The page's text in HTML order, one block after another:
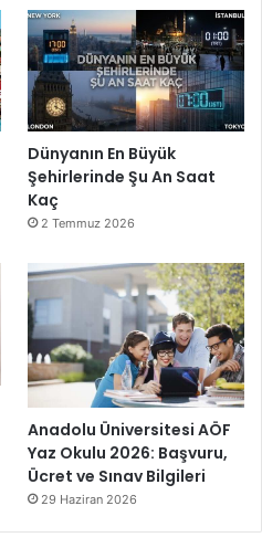
Dünyanın En Büyük
Şehirlerinde Şu An Saat
Kaç
2 Temmuz 2026
Anadolu Üniversitesi AÖF
Yaz Okulu 2026: Başvuru,
Ücret ve Sınav Bilgileri
29 Haziran 2026